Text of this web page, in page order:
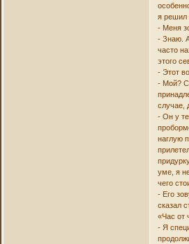
я решил
- Меня
- Знаю.
часто
этого
- Этот
- Мой?
случае,
- Он у
наглую
уме, я
чего
- Его
сказал
«Час от
- Я